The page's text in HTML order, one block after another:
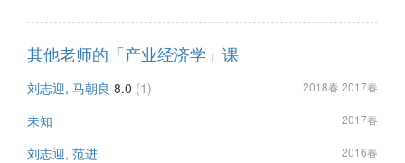
其他老师的「产业经济学」课
刘志迎, 马朝良 8.0 (1) 2018春 2017春
未知 2017春
刘志迎, 范进 2016春